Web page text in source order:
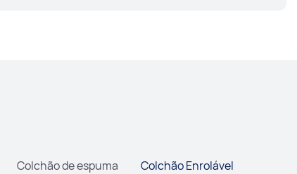
Colchão de espuma Colchão Enrolável